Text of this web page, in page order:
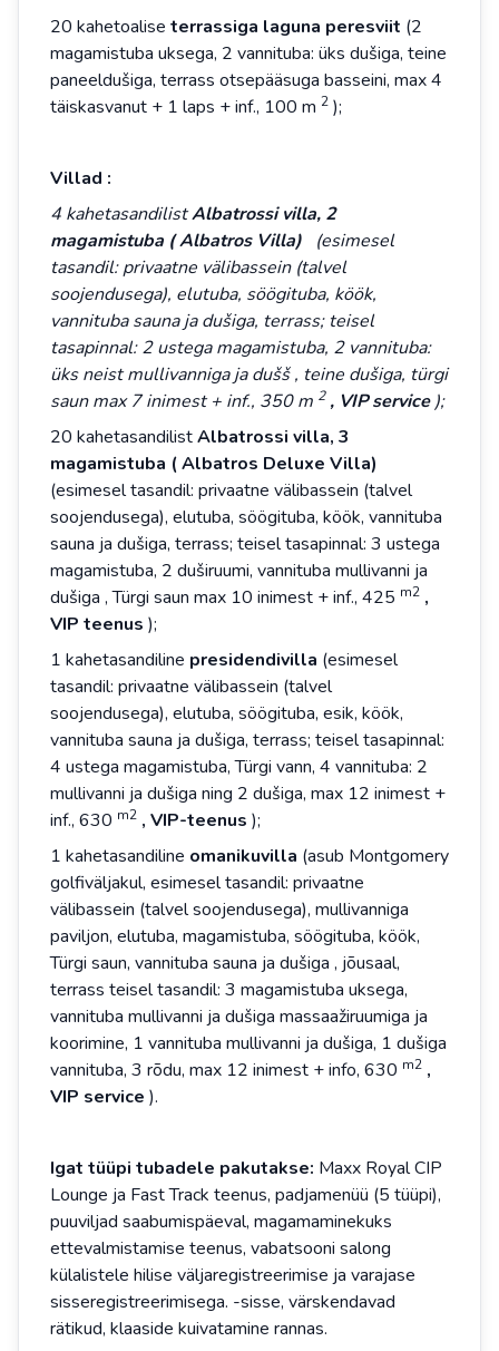
20 kahetoalise terrassiga laguna peresviit (2
magamistuba uksega, 2 vannituba: üks dušiga, teine
paneeldušiga, terrass otsepääsuga basseini, max 4
täiskasvanut + 1 laps + inf., 100 m 2 );
Villad :
4 kahetasandilistAlbatrossi villa, 2
magamistuba (Albatros Villa)
(esimesel
tasandil: privaatne välibassein (talvel
soojendusega), elutuba, söögituba, köök,
vannituba sauna ja dušiga, terrass; teisel
tasapinnal: 2 ustega magamistuba, 2 vannituba:
üks neist mullivanniga ja dušš , teine dušiga, türgi
saun max 7 inimest + inf., 350 m 2 , VIP service);
20 kahetasandilistAlbatrossi villa, 3
magamistuba (Albatros Deluxe Villa)
(esimesel tasandil: privaatne välibassein (talvel
soojendusega), elutuba, söögituba, köök, vannituba
sauna ja dušiga, terrass; teisel tasapinnal: 3 ustega
magamistuba, 2 duširuumi, vannituba mullivanni ja
dušiga , Türgi saun max 10 inimest + inf., 425 m2 ,
VIP teenus );
1 kahetasandiline presidendivilla (esimesel
tasandil: privaatne välibassein (talvel
soojendusega), elutuba, söögituba, esik, köök,
vannituba sauna ja dušiga, terrass; teisel tasapinnal:
4 ustega magamistuba, Türgi vann, 4 vannituba: 2
mullivanni ja dušiga ning 2 dušiga, max 12 inimest +
inf., 630 m2 , VIP-teenus );
1 kahetasandiline omanikuvilla (asub Montgomery
golfiväljakul, esimesel tasandil: privaatne
välibassein (talvel soojendusega), mullivanniga
paviljon, elutuba, magamistuba, söögituba, köök,
Türgi saun, vannituba sauna ja dušiga , jõusaal,
terrass teisel tasandil: 3 magamistuba uksega,
vannituba mullivanni ja dušiga massaažiruumiga ja
koorimine, 1 vannituba mullivanni ja dušiga, 1 dušiga
vannituba, 3 rõdu, max 12 inimest + info, 630 m2 ,
VIP service ).
Igat tüüpi tubadele pakutakse: Maxx Royal CIP
Lounge ja Fast Track teenus, padjamenüü (5 tüüpi),
puuviljad saabumispäeval, magamaminekuks
ettevalmistamise teenus, vabatsooni salong
külalistele hilise väljaregistreerimise ja varajase
sisseregistreerimisega. -sisse, värskendavad
rätikud, klaaside kuivatamine rannas.